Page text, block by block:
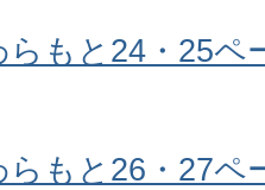
らもと24・25ペ
らもと26・27ペ